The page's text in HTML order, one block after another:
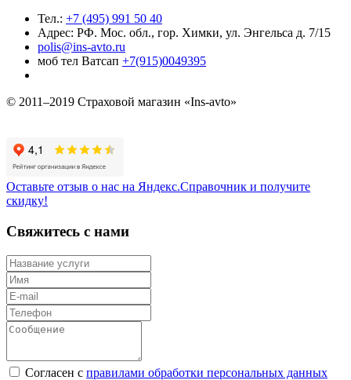
Тел.: +7 (495) 991 50 40
Адрес: РФ. Мос. обл., гор. Химки, ул. Энгельса д. 7/15
polis@ins-avto.ru
моб тел Ватсап +7(915)0049395
© 2011–2019 Страховой магазин «Ins-avto»
Оставьте отзыв о нас на Яндекс.Справочник и получите
скидку!
Свяжитесь с нами
Согласен с правилами обработки персональных данных